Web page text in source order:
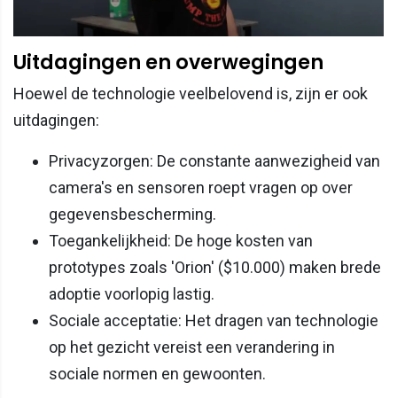
Uitdagingen en overwegingen
Hoewel de technologie veelbelovend is, zijn er ook
uitdagingen:​
Privacyzorgen: De constante aanwezigheid van
camera's en sensoren roept vragen op over
gegevensbescherming.​
Toegankelijkheid: De hoge kosten van
prototypes zoals 'Orion' ($10.000) maken brede
adoptie voorlopig lastig.​
Sociale acceptatie: Het dragen van technologie
op het gezicht vereist een verandering in
sociale normen en gewoonten.​